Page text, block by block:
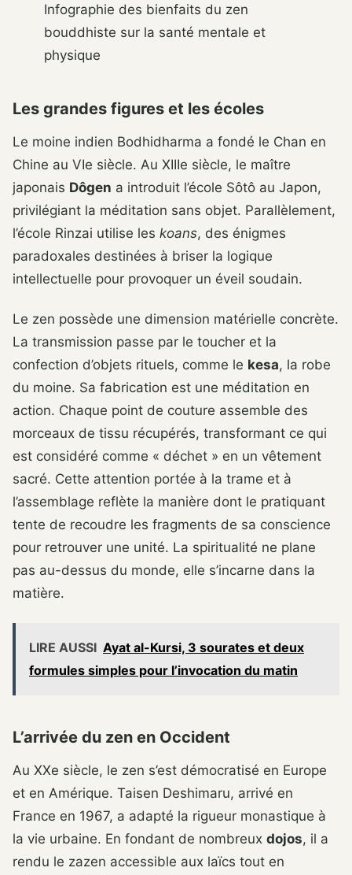
Infographie des bienfaits du zen
bouddhiste sur la santé mentale et
physique
Les grandes figures et les écoles
Le moine indien Bodhidharma a fondé le Chan en
Chine au VIe siècle. Au XIIIe siècle, le maître
japonais Dôgen a introduit l’école Sôtô au Japon,
privilégiant la méditation sans objet. Parallèlement,
l’école Rinzai utilise les koans, des énigmes
paradoxales destinées à briser la logique
intellectuelle pour provoquer un éveil soudain.
Le zen possède une dimension matérielle concrète.
La transmission passe par le toucher et la
confection d’objets rituels, comme le kesa, la robe
du moine. Sa fabrication est une méditation en
action. Chaque point de couture assemble des
morceaux de tissu récupérés, transformant ce qui
est considéré comme « déchet » en un vêtement
sacré. Cette attention portée à la trame et à
l’assemblage reflète la manière dont le pratiquant
tente de recoudre les fragments de sa conscience
pour retrouver une unité. La spiritualité ne plane
pas au-dessus du monde, elle s’incarne dans la
matière.
LIRE AUSSI Ayat al-Kursi, 3 sourates et deux
formules simples pour l’invocation du matin
L’arrivée du zen en Occident
Au XXe siècle, le zen s’est démocratisé en Europe
et en Amérique. Taisen Deshimaru, arrivé en
France en 1967, a adapté la rigueur monastique à
la vie urbaine. En fondant de nombreux dojos, il a
rendu le zazen accessible aux laïcs tout en